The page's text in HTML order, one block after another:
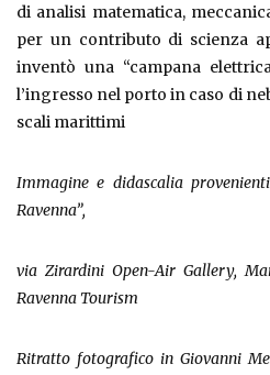
di analisi matematica,
per un contributo di scienza
inventò una “campana
l’ingresso nel porto in caso di
scali marittimi
Immagine e didascalia
Ravenna”,
via Zirardini Open-Air Gallery,
Ravenna Tourism
Ritratto fotografico in Giovanni